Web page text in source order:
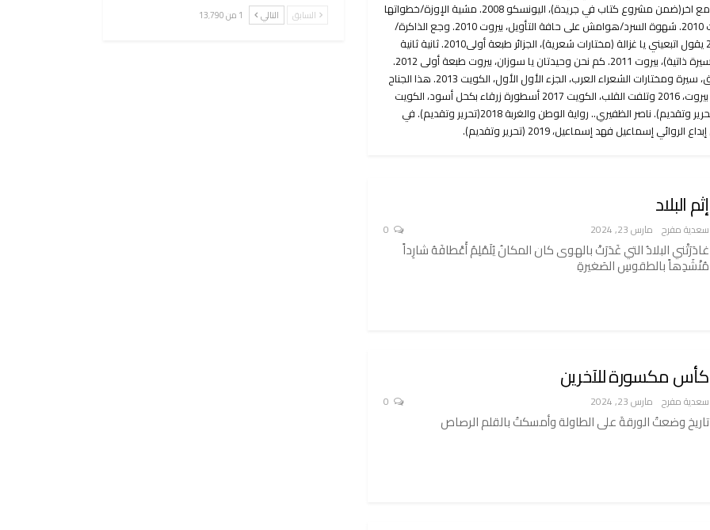
العربي، الكويت والبحرين، بالاشتراك مع اخر(ضمن مشروع كتاب في جريدة)، اليونسكو 2008. مشية الإوزة/خطواتها
موزعة على ستة كتب شعرية، بيروت 2010. شهوة السرد/هوامش على حافة التأويل، بيروت 2010. وجع الذاكرة/
15شاعرا من فلسطين، الكويت 2010 يقول اتبعيني يا غزالة (مختارات شعرية)، الجزائر طبعة أولى2010. ثانية ثانية
2013 سين نحو سيرة ذاتية ناقصة (سيرة ذاتية)، بيروت 2011. كم نحن وحيدتان يا سوزان، بيروت طبعة أولى 2012.
بيروت طبعة ثانية 2012 ويسهر الخلق، سيرة ومختارات الشعراء العرب، الجزء الأول الأول، الكويت 2013. هذا الجناح
جناحي، بيروت 2015 مشاغب وأنيق، بيروت، 2016 وتلفت القلب، الكويت 2017 أسطورة زرقاء بكحل أسود، الكويت
2017 صانع البهجة، الدوحة 2018 ( تحرير وتقديم). ناصر الظفيري.. رواية الوطن والغربة 2018(تحرير وتقديم). في
إسماعيل فهد إسماعيل، 2019 (تحرير وتقديم).
إثم البلاد
سعدية مفرح مارس 23, 2024
غادَرَتْني البلادُ التي غَدَرَتْ بالهوى كان المكانُ يُلَمْلِمُ أَعْطافَهُ شارِداً
مُنْشَدِهاً بالطقوسِ الصَغيرةِ
كأس مكسورة للآخرين
سعدية مفرح مارس 23, 2024
تاريخ وضعتُ الورقةَ على الطاولة وأمسكتُ بالقلم الرصاص
السابق التالي 1 من 13٬790